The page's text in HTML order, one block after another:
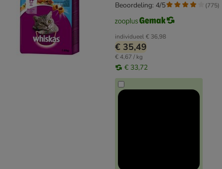
individueel€ 36,98
€ 35,49
€ 4,67 / kg
€ 33,72
Beoordeling: 4/5 (775)